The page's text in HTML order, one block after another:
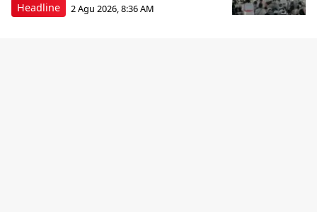
Headline 2 Agu 2026, 8:36 AM